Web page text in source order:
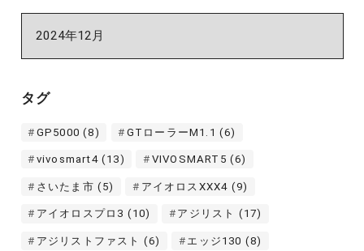
ブ
タグ
GP5000 (8) GTローラーM1.1 (6)
vivosmart4(13) VIVOSMART5 (6)
さいたま市 (5) アイオロスXXX4 (9)
アイオロスプロ3 (10) アジリスト (17)
アジリストファスト (6) エッジ130 (8)